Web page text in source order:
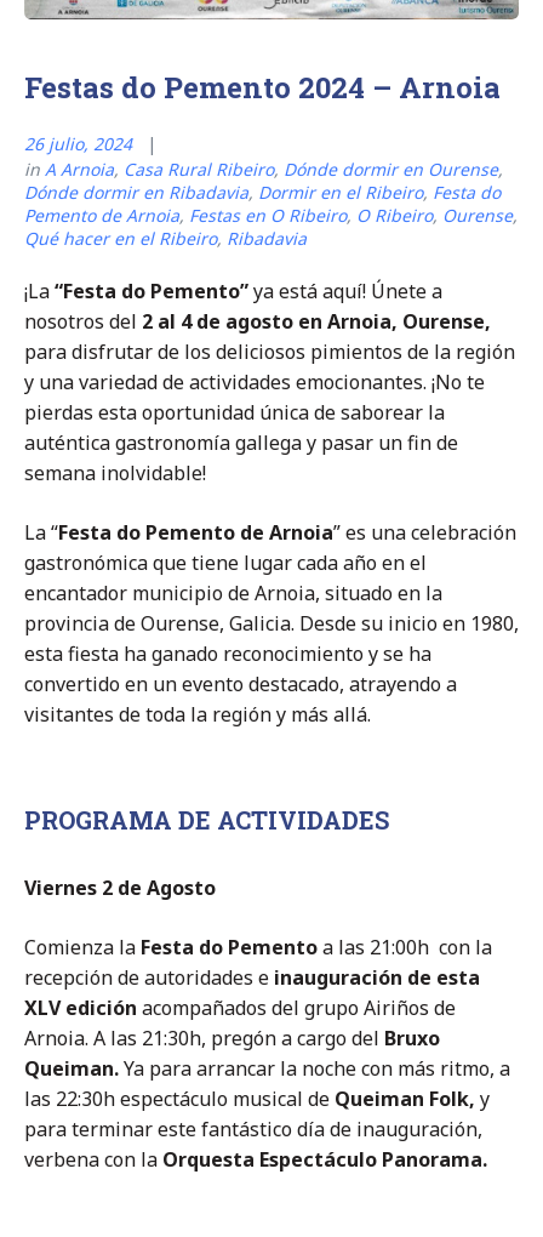
Festas do Pemento 2024 – Arnoia
26 julio, 2024
in A Arnoia, Casa Rural Ribeiro, Dónde dormir en Ourense,
Dónde dormir en Ribadavia, Dormir en el Ribeiro, Festa do
Pemento de Arnoia, Festas en O Ribeiro, O Ribeiro, Ourense,
Qué hacer en el Ribeiro, Ribadavia
¡La“Festa do Pemento”ya está aquí! Únete a
nosotros del 2 al 4 de agosto en Arnoia, Ourense,
para disfrutar de los deliciosos pimientos de la región
y una variedad de actividades emocionantes. ¡No te
pierdas esta oportunidad única de saborear la
auténtica gastronomía gallega y pasar un fin de
semana inolvidable!
La “Festa do Pemento de Arnoia” es una celebración
gastronómica que tiene lugar cada año en el
encantador municipio de Arnoia, situado en la
provincia de Ourense, Galicia. Desde su inicio en 1980,
esta fiesta ha ganado reconocimiento y se ha
convertido en un evento destacado, atrayendo a
visitantes de toda la región y más allá.
PROGRAMA DE ACTIVIDADES
Viernes 2 de Agosto
Comienza la Festa do Pementoa las 21:00h con la
recepción de autoridades e inauguración de esta
XLV edición acompañados del grupo Airiños de
Arnoia. A las 21:30h, pregón a cargo del Bruxo
Queiman.Ya para arrancar la noche con más ritmo, a
las 22:30h espectáculo musical de Queiman Folk, y
para terminar este fantástico día de inauguración,
verbena con la Orquesta Espectáculo Panorama.